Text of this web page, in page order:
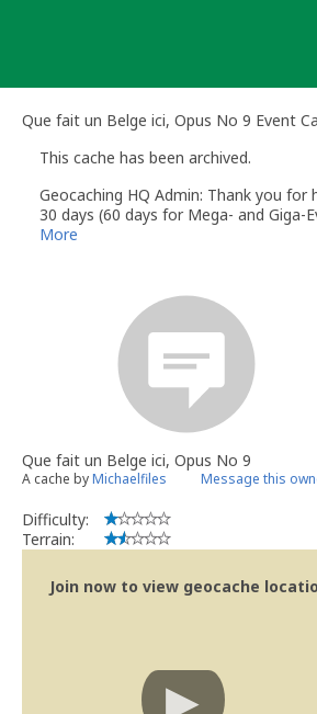
Que fait un Belge ici, Opus No 9 Event
This cache has been archived.
Geocaching HQ Admin: Thank you
30 days (60 days for Mega- and
More
Que fait un Belge ici, Opus No 9
A cache byMichaelfiles Message this
Difficulty:
Terrain:
Join now to view geocache